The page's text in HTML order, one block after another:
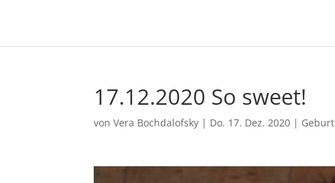
17.12.2020 So sweet!
vonVera Bochdalofsky | Do. 17. Dez. 2020 | Geburt